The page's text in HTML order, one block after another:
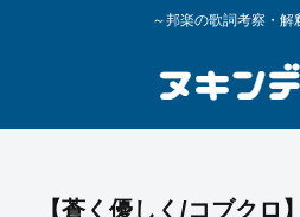
～邦楽の歌詞考察・解
【蒼く優しく/コブクロ